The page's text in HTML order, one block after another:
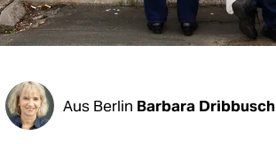
Aus Berlin Barbara Dribbusch